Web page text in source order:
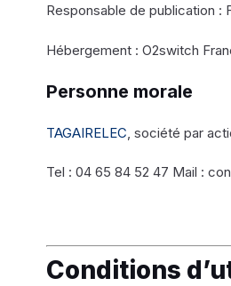
Responsable de publication :
Hébergement : O2switch
Personne morale
TAGAIRELEC , société par
Tel : 04 65 84 52 47 Mail :
Conditions